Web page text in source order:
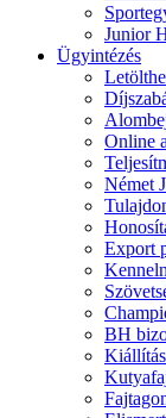
Junior
Ügyintézés
Online
Német
Export
BH